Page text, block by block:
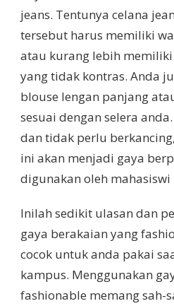
jeans. Tentunya celana
tersebut harus memiliki
atau kurang lebih
yang tidak kontras. Anda
blouse lengan panjang
sesuai dengan selera
dan tidak perlu
ini akan menjadi gaya
digunakan oleh mahasiswi
Inilah sedikit ulasan dan
gaya berakaian yang
cocok untuk anda pakai
kampus. Menggunakan
fashionable memang sah-